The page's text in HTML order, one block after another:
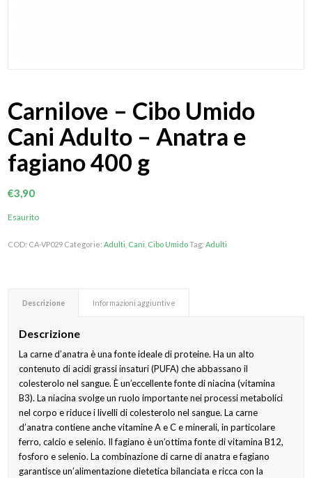
Carnilove – Cibo Umido
Cani Adulto – Anatra e
fagiano 400 g
€3,90
Esaurito
COD: CA-VP029 Categorie:Adulti Cani Cibo UmidoTag:Adulti
Descrizione Informazioni aggiuntive
Descrizione
La carne d’anatra è una fonte ideale di proteine. Ha un alto
contenuto di acidi grassi insaturi (PUFA) che abbassano il
colesterolo nel sangue. È un’eccellente fonte di niacina (vitamina
B3). La niacina svolge un ruolo importante nei processi metabolici
nel corpo e riduce i livelli di colesterolo nel sangue. La carne
d’anatra contiene anche vitamine A e C e minerali, in particolare
ferro, calcio e selenio. Il fagiano è un’ottima fonte di vitamina B12,
fosforo e selenio. La combinazione di carne di anatra e fagiano
garantisce un’alimentazione dietetica bilanciata e ricca con la